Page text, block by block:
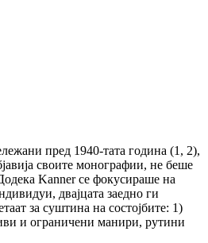
пред 1940-тата година (1, 2),
своите монографии, не беше
Kanner се фокусираше на
двајцата заедно ги
за суштина на состојбите: 1)
и ограничени манири, рутини